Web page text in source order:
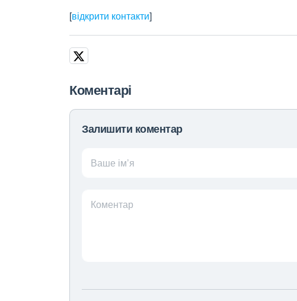
[відкрити контакти]
Коментарі
Залишити коментар
Ваше ім’я
Коментар